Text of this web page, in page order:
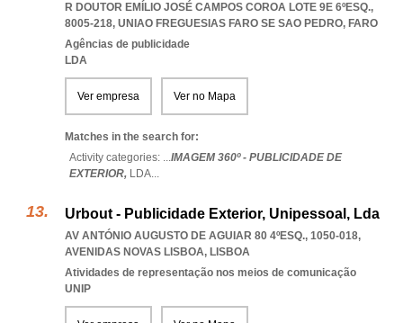
R DOUTOR EMÍLIO JOSÉ CAMPOS COROA LOTE 9E 6ºESQ.,
8005-218, UNIAO FREGUESIAS FARO SE SAO PEDRO, FARO
Agências de publicidade
LDA
Ver empresa Ver no Mapa
Matches in the search for:
Activity categories: ...IMAGEM 360º - PUBLICIDADE DE
EXTERIOR, LDA...
Urbout - Publicidade Exterior, Unipessoal, Lda
AV ANTÓNIO AUGUSTO DE AGUIAR 80 4ºESQ., 1050-018,
AVENIDAS NOVAS LISBOA, LISBOA
Atividades de representação nos meios de comunicação
UNIP